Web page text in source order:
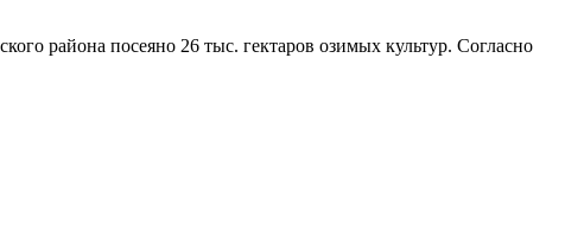
района посеяно 26 тыс. гектаров озимых культур. Согласно